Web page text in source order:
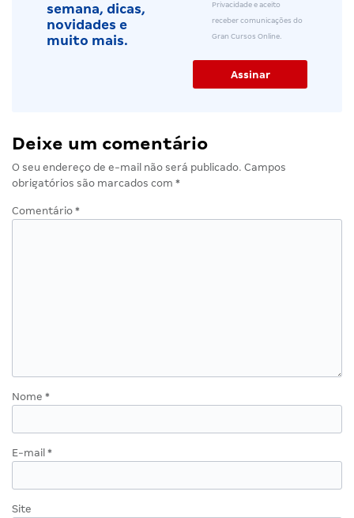
semana, dicas,
novidades e
muito mais.
Privacidade e aceito
receber comunicações do
Gran Cursos Online.
Deixe um comentário
O seu endereço de e-mail não será publicado. Campos
obrigatórios são marcados com *
Comentário *
Nome *
E-mail *
Site